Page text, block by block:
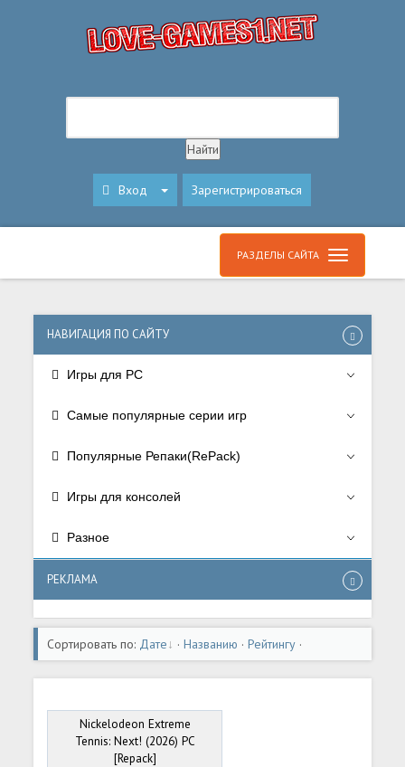
Вход Зарегистрироваться
РАЗДЕЛЫ САЙТА
НАВИГАЦИЯ ПО САЙТУ
Игры для PC
Самые популярные серии игр
Популярные Репаки(RePack)
Игры для консолей
Разное
РЕКЛАМА
Сортировать по: Дате ·Названию ·Рейтингу ·
Комментариям·Загрузкам·Просмотрам
Nickelodeon Extreme
Tennis: Next! (2026) PC
[Repack]